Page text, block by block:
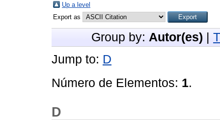
Up a level
Export as
Group by: Autor(es) |
Jump to: D
Número de Elementos: 1.
D